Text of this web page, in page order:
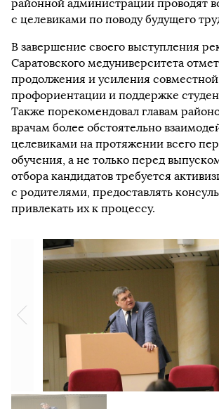
районной администрации проводят
с целевиками по поводу будущего
В завершение своего выступления
Саратовского медуниверситета
продолжения и усиления
профориентации и поддержке
Также порекомендовал главам
врачам более обстоятельно
целевиками на протяжении всего
обучения, а не только перед
отбора кандидатов требуется
с родителями, предоставлять
привлекать их к процессу.